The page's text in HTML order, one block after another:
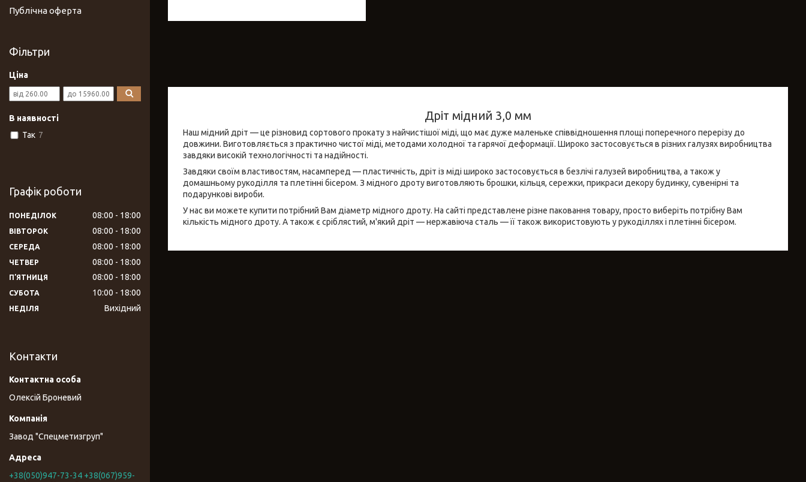
Дріт мідний 3,0 мм
Наш мідний дріт — це різновид сортового прокату з найчистішої міді, що має дуже маленьке співвідношення площі поперечного перерізу до
довжини. Виготовляється з практично чистої міді, методами холодної та гарячої деформації. Широко застосовується в різних галузях виробництва
завдяки високій технологічності та надійності.
Завдяки своїм властивостям, насамперед — пластичність, дріт із міді широко застосовується в безлічі галузей виробництва, а також у
домашньому рукоділля та плетінні бісером. З мідного дроту виготовляють брошки, кільця, сережки, прикраси декору будинку, сувенірні та
подарункові вироби.
У нас ви можете купити потрібний Вам діаметр мідного дроту. На сайті представлене різне паковання товару, просто виберіть потрібну Вам
кількість мідного дроту. А також є сріблястий, м'який дріт — нержавіюча сталь — її також використовують у рукоділлях і плетінні бісером.
Публічна оферта
Фільтри
Ціна
В наявності
Так 7
Графік роботи
ПОНЕДІЛОК 08:00 18:00
ВІВТОРОК 08:00 18:00
СЕРЕДА 08:00 18:00
ЧЕТВЕР 08:00 18:00
ПʼЯТНИЦЯ 08:00 18:00
СУБОТА 10:00 18:00
НЕДІЛЯ Вихідний
Контакти
Олексій Броневий
Завод "Спецметизгруп"
+38(050)947-73-34 +38(067)959-